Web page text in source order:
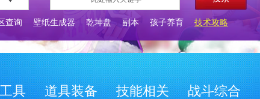
查询 壁纸生成器 乾坤盘 副本 孩子养育 技术攻略
具 道具装备 技能相关 战斗综合